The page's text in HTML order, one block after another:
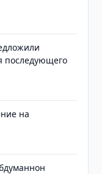
последующего
на